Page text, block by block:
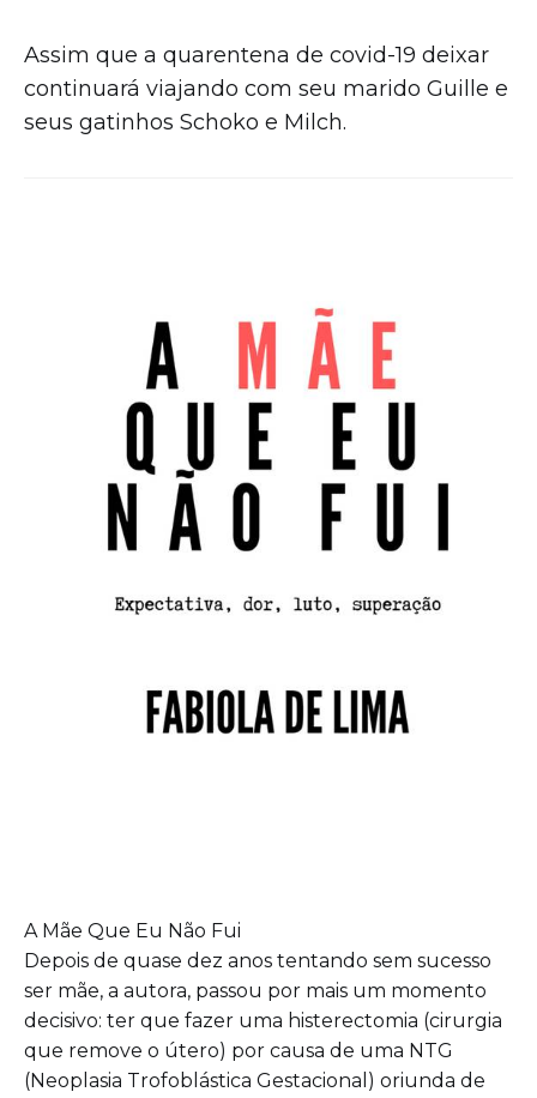
Assim que a quarentena de covid-19 deixar
continuará viajando com seu marido Guille e
seus gatinhos Schoko e Milch.
A Mãe Que Eu Não Fui
Depois de quase dez anos tentando sem sucesso
ser mãe, a autora, passou por mais um momento
decisivo: ter que fazer uma histerectomia (cirurgia
que remove o útero) por causa de uma NTG
(Neoplasia Trofoblástica Gestacional) oriunda de